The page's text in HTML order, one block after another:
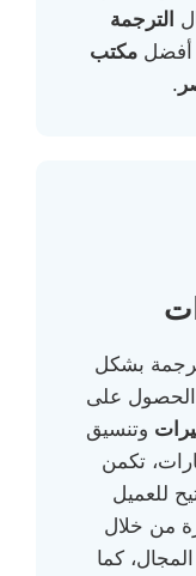
الترجمة
أفضلمكتب
.
بشكل
الحصول على
وتنسيق
تكمن
للعميل
من خلال
كما